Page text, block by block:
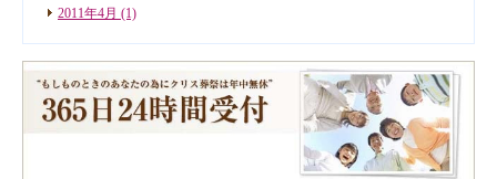
2011年4月 (1)